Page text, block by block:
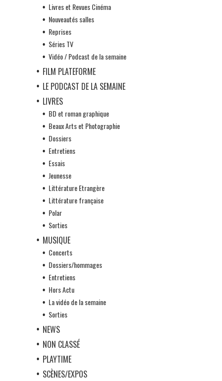
Livres et Revues Cinéma
Nouveautés salles
Reprises
Séries TV
Vidéo / Podcast de la semaine
FILM PLATEFORME
LE PODCAST DE LA SEMAINE
LIVRES
BD et roman graphique
Beaux Arts et Photographie
Dossiers
Entretiens
Essais
Jeunesse
Littérature Etrangère
Littérature française
Polar
Sorties
MUSIQUE
Concerts
Dossiers/hommages
Entretiens
Hors Actu
La vidéo de la semaine
Sorties
NEWS
NON CLASSÉ
PLAYTIME
SCÈNES/EXPOS